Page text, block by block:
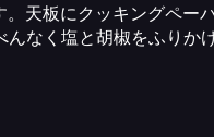
天板にクッキングペー
んなく塩と胡椒をふりか